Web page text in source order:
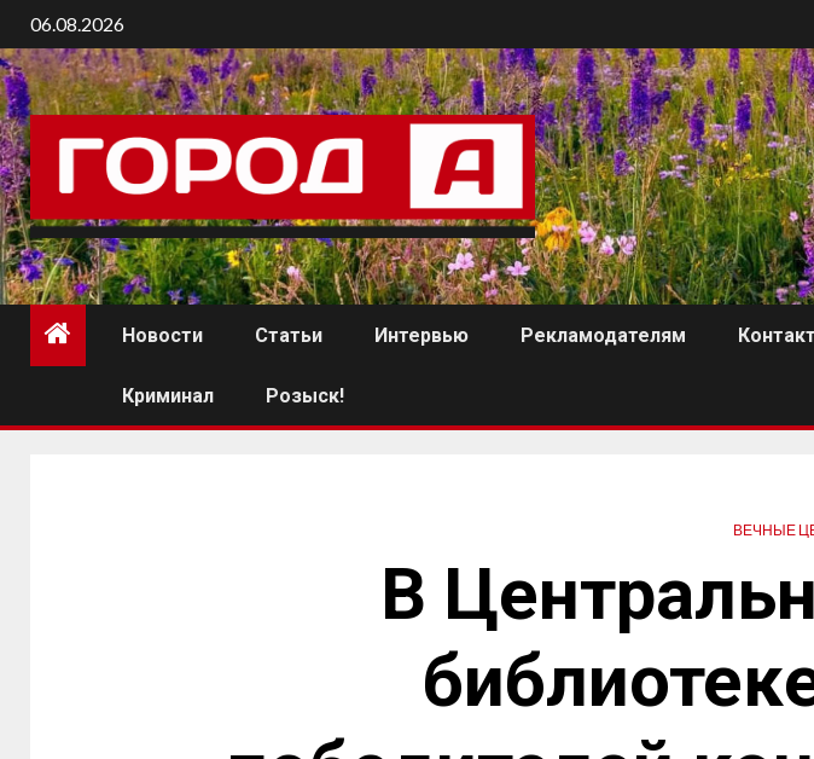
06.08.2026
Новости Статьи Интервью Рекламодателям
Криминал Розыск!
ВЕЧНЫЕ
В